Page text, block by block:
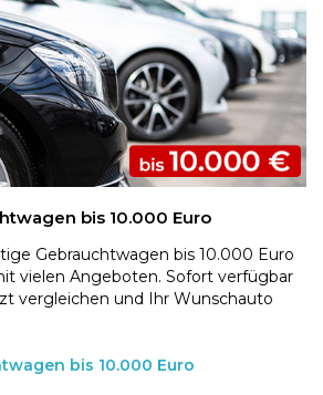
bis 10.000 Euro
Gebrauchtwagen bis 10.000 Euro
vielen Angeboten. Sofort verfügbar
vergleichen und Ihr Wunschauto
bis 10.000 Euro